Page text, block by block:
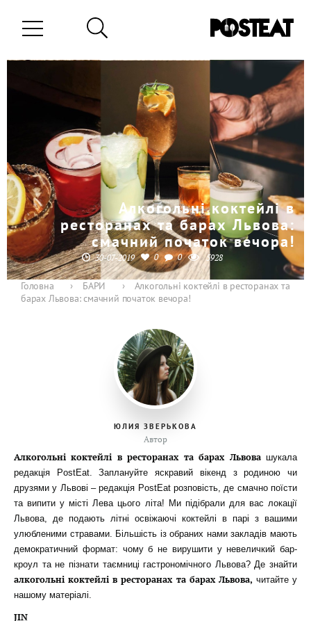
Алкогольні коктейлі в
ресторанах та барах Львова:
смачний початок вечора!
30-07-2019 0 0 5928
Головна › БАРИ ›
Алкогольні коктейлі в ресторанах та
барах Львова: смачний початок вечора!
ЮЛИЯ ЗВЕРЬКОВА
Автор
Алкогольні коктейлі в ресторанах та барах Львовашукала
редакція PostEat. Заплануйте яскравий вікенд з родиною чи
друзями у Львові – редакція PostEat розповість, де смачно поїсти
та випити у місті Лева цього літа! Ми підібрали для вас локації
Львова, де подають літні освіжаючі коктейлі в парі з вашими
улюбленими стравами. Більшість із обраних нами закладів мають
демократичний формат: чому б не вирушити у невеличкий бар-
кроул та не пізнати таємниці гастрономічного Львова? Де знайти
алкогольні коктейлі в ресторанах та барах Львова, читайте у
нашому матеріалі.
JIN